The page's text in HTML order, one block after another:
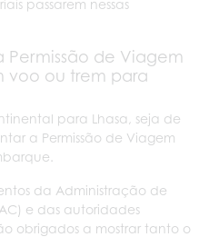
passarem nessas
de Viagem
voo ou trem para
para Lhasa, seja de
a Permissão de Viagem
da Administração de
e das autoridades
obrigados a mostrar tanto o